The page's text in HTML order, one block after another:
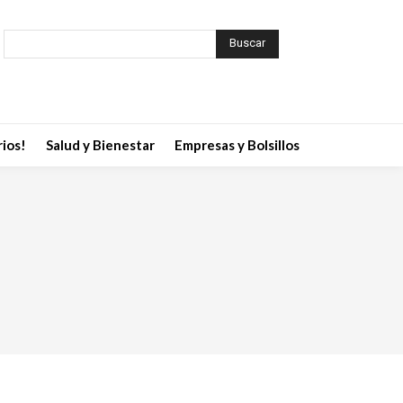
Buscar
Salud y Bienestar Empresas y Bolsillos